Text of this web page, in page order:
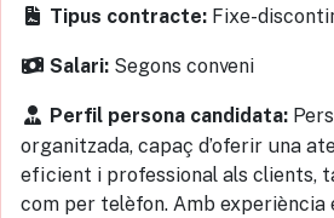
Tipus contracte: Fixe-
Salari: Segons conveni
Perfil persona candidata:
organitzada, capaç d’oferir una
eficient i professional als clients,
com per telèfon. Amb experiència